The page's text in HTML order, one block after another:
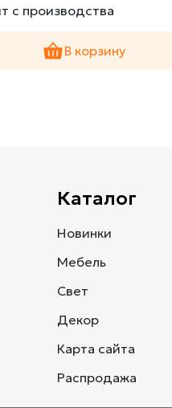
с производства
В корзину
Каталог
Новинки
Мебель
Свет
Декор
Карта сайта
Распродажа